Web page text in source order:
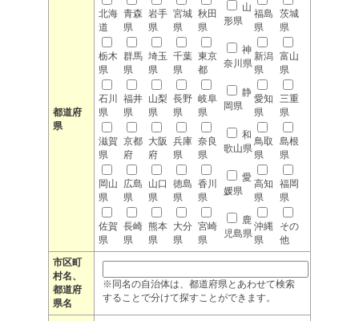
都道府
県
北海
道
青森
県
岩手
県
宮城
県
秋田
県
山
形県
福島
県
茨城
県
栃木
県
群馬
県
埼玉
県
千葉
県
東京
都
神
奈川県
新潟
県
富山
県
石川
県
福井
県
山梨
県
長野
県
岐阜
県
静
岡県
愛知
県
三重
県
滋賀
県
京都
府
大阪
府
兵庫
県
奈良
県
和
歌山県
鳥取
県
島根
県
岡山
県
広島
県
山口
県
徳島
県
香川
県
愛
媛県
高知
県
福岡
県
佐賀
県
長崎
県
熊本
県
大分
県
宮崎
県
鹿
児島県
沖縄
県
その
他
市区町
村名、
都道府
県名
※同名の自治体は、都道府県とあわせて検索
することで分けて探すことができます。